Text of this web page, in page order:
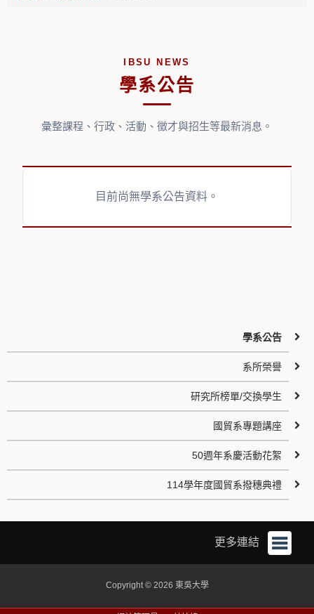
IBSU NEWS
學系公告
彙整課程、行政、活動、徵才與招生等最新消息。
目前尚無學系公告資料。
學系公告
系所榮譽
研究所榜單/交換學生
國貿系專題講座
50週年系慶活動花絮
114學年度國貿系撥穗典禮
更多連結
Copyright © 2026 東吳大學